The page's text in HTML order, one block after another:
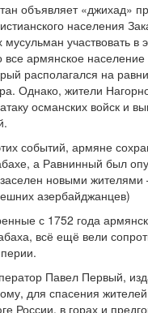
объявляет «джихад»
населения
мусульман участвовать в
армянское
располагался на
Однако, жители
османских войск и
событий, армяне
а Равнинный был
новыми жителями
азербайджанцев)
с 1752 года
всё ещё вели
Павел Первый,
для спасения
России, в горах и